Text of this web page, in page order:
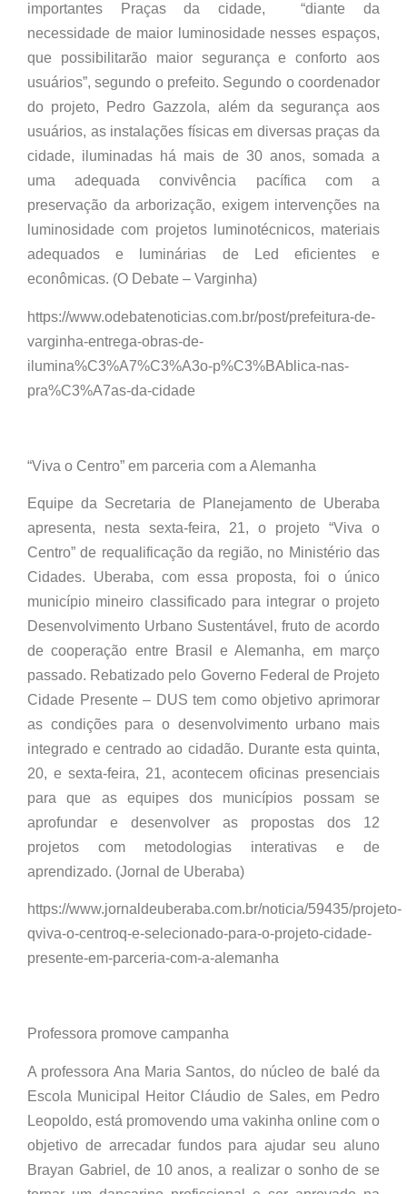
importantes Praças da cidade, “diante da
necessidade de maior luminosidade nesses espaços,
que possibilitarão maior segurança e conforto aos
usuários”, segundo o prefeito. Segundo o coordenador
do projeto, Pedro Gazzola, além da segurança aos
usuários, as instalações físicas em diversas praças da
cidade, iluminadas há mais de 30 anos, somada a
uma adequada convivência pacífica com a
preservação da arborização, exigem intervenções na
luminosidade com projetos luminotécnicos, materiais
adequados e luminárias de Led eficientes e
econômicas. (O Debate – Varginha)
https://www.odebatenoticias.com.br/post/prefeitura-de-
varginha-entrega-obras-de-
ilumina%C3%A7%C3%A3o-p%C3%BAblica-nas-
pra%C3%A7as-da-cidade
“Viva o Centro” em parceria com a Alemanha
Equipe da Secretaria de Planejamento de Uberaba
apresenta, nesta sexta-feira, 21, o projeto “Viva o
Centro” de requalificação da região, no Ministério das
Cidades. Uberaba, com essa proposta, foi o único
município mineiro classificado para integrar o projeto
Desenvolvimento Urbano Sustentável, fruto de acordo
de cooperação entre Brasil e Alemanha, em março
passado. Rebatizado pelo Governo Federal de Projeto
Cidade Presente – DUS tem como objetivo aprimorar
as condições para o desenvolvimento urbano mais
integrado e centrado ao cidadão. Durante esta quinta,
20, e sexta-feira, 21, acontecem oficinas presenciais
para que as equipes dos municípios possam se
aprofundar e desenvolver as propostas dos 12
projetos com metodologias interativas e de
aprendizado. (Jornal de Uberaba)
https://www.jornaldeuberaba.com.br/noticia/59435/projeto-
qviva-o-centroq-e-selecionado-para-o-projeto-cidade-
presente-em-parceria-com-a-alemanha
Professora promove campanha
A professora Ana Maria Santos, do núcleo de balé da
Escola Municipal Heitor Cláudio de Sales, em Pedro
Leopoldo, está promovendo uma vakinha online com o
objetivo de arrecadar fundos para ajudar seu aluno
Brayan Gabriel, de 10 anos, a realizar o sonho de se